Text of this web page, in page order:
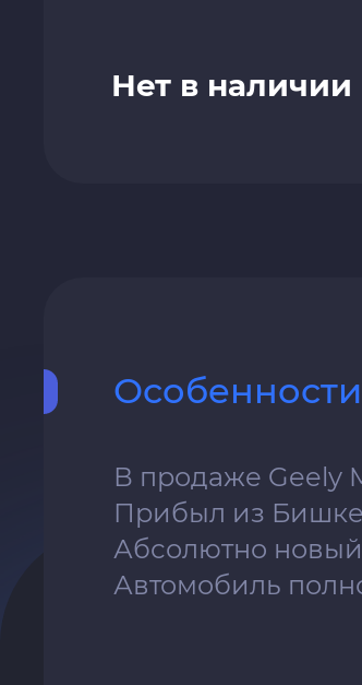
Нет в наличии
Особенности
В продаже Geely
Прибыл из
Абсолютно
Автомобиль